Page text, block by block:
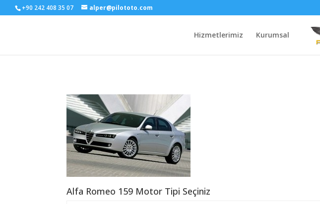
+90 242 408 35 07 alper@pilototo.com
Hizmetlerimiz Kurumsal
Alfa Romeo 159 Motor Tipi Seçiniz